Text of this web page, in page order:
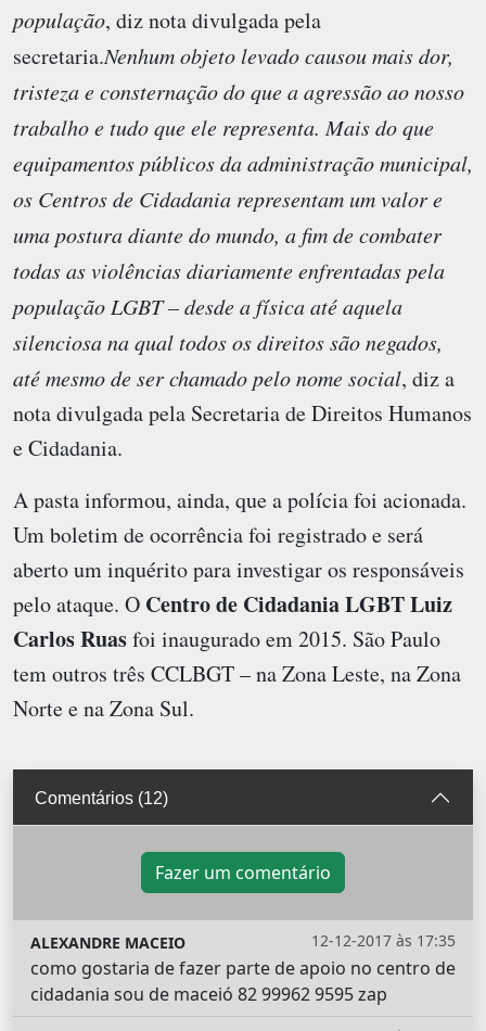
população, diz nota divulgada pela
secretaria.Nenhum objeto levado causou mais dor,
tristeza e consternação do que a agressão ao nosso
trabalho e tudo que ele representa. Mais do que
equipamentos públicos da administração municipal,
os Centros de Cidadania representam um valor e
uma postura diante do mundo, a fim de combater
todas as violências diariamente enfrentadas pela
população LGBT – desde a física até aquela
silenciosa na qual todos os direitos são negados,
até mesmo de ser chamado pelo nome social, diz a
nota divulgada pela Secretaria de Direitos Humanos
e Cidadania.
A pasta informou, ainda, que a polícia foi acionada.
Um boletim de ocorrência foi registrado e será
aberto um inquérito para investigar os responsáveis
pelo ataque. O Centro de Cidadania LGBT Luiz
Carlos Ruasfoi inaugurado em 2015. São Paulo
tem outros três CCLBGT – na Zona Leste, na Zona
Norte e na Zona Sul.
Comentários (12)
Fazer um comentário
12-12-2017 às 17:35
ALEXANDRE MACEIO
como gostaria de fazer parte de apoio no centro de
cidadania sou de maceió 82 99962 9595 zap